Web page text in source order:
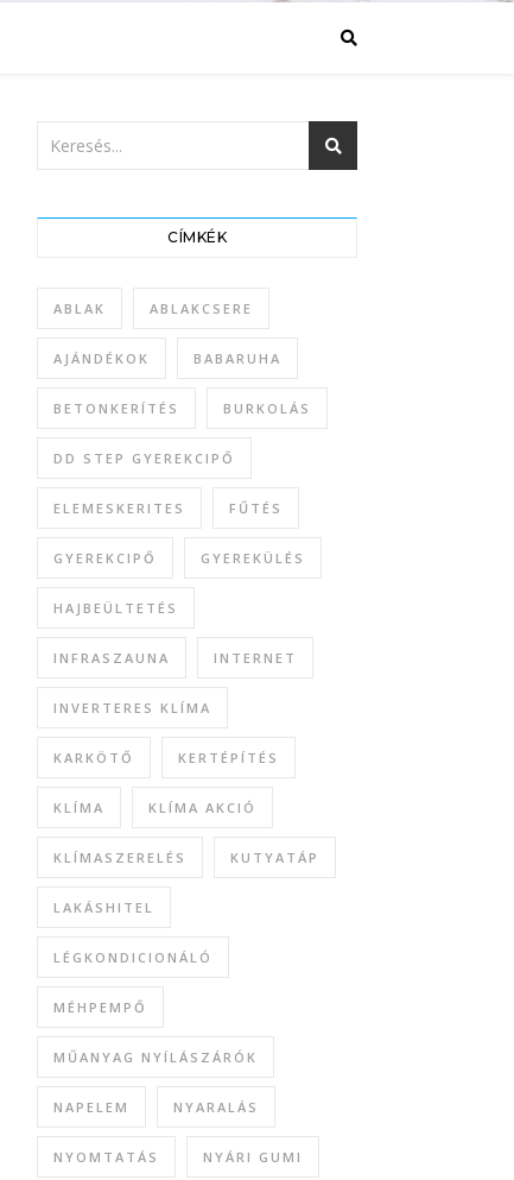
CÍMKÉK
ABLAK ABLAKCSERE
AJÁNDÉKOK BABARUHA
BETONKERÍTÉS BURKOLÁS
DD STEP GYEREKCIPŐ
ELEMESKERITES FŰTÉS
GYEREKCIPŐ GYEREKÜLÉS
HAJBEÜLTETÉS
INFRASZAUNA INTERNET
INVERTERES KLÍMA
KARKÖTŐ KERTÉPÍTÉS
KLÍMA KLÍMA AKCIÓ
KLÍMASZERELÉS KUTYATÁP
LAKÁSHITEL
LÉGKONDICIONÁLÓ
MÉHPEMPŐ
MŰANYAG NYÍLÁSZÁRÓK
NAPELEM NYARALÁS
NYOMTATÁS NYÁRI GUMI